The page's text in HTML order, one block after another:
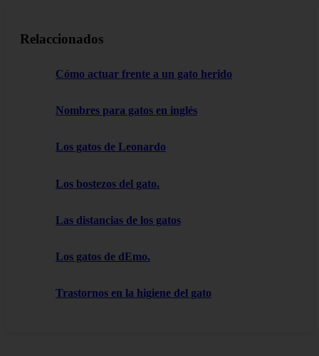
Relaccionados
Cómo actuar frente a un gato herido
Nombres para gatos en inglés
Los gatos de Leonardo
Los bostezos del gato.
Las distancias de los gatos
Los gatos de dEmo.
Trastornos en la higiene del gato